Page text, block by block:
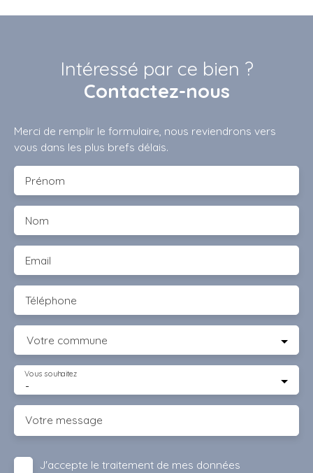
Intéressé par ce bien ?
Contactez-nous
Merci de remplir le formulaire, nous reviendrons vers
vous dans les plus brefs délais.
Prénom
Nom
Email
Téléphone
Votre commune
-
Vous souhaitez
Votre message
J'accepte le traitement de mes données